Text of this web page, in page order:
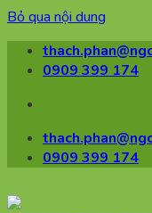
Bỏ qua nội dung
0909 399 174
0909 399 174